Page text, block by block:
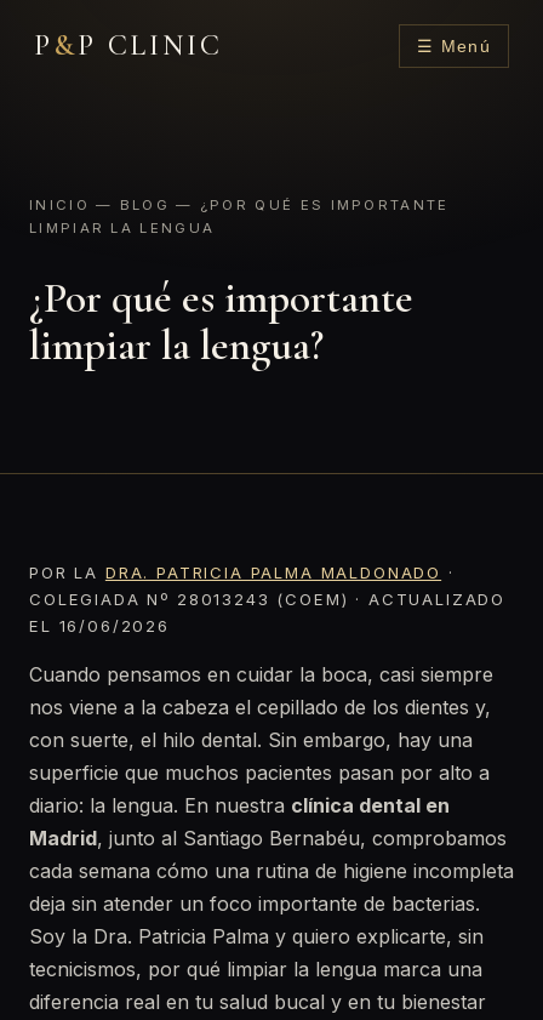
P &P CLINIC ☰ Menú
INICIO — BLOG — ¿POR QUÉ ES IMPORTANTE
LIMPIAR LA LENGUA
¿Por qué es importante
limpiar la lengua?
POR LA DRA. PATRICIA PALMA MALDONADO
·
COLEGIADA Nº 28013243 (COEM) · ACTUALIZADO
EL 16/06/2026
Cuando pensamos en cuidar la boca, casi siempre
nos viene a la cabeza el cepillado de los dientes y,
con suerte, el hilo dental. Sin embargo, hay una
superficie que muchos pacientes pasan por alto a
diario: la lengua. En nuestra clínica dental en
Madrid, junto al Santiago Bernabéu, comprobamos
cada semana cómo una rutina de higiene incompleta
deja sin atender un foco importante de bacterias.
Soy la Dra. Patricia Palma y quiero explicarte, sin
tecnicismos, por qué limpiar la lengua marca una
diferencia real en tu salud bucal y en tu bienestar